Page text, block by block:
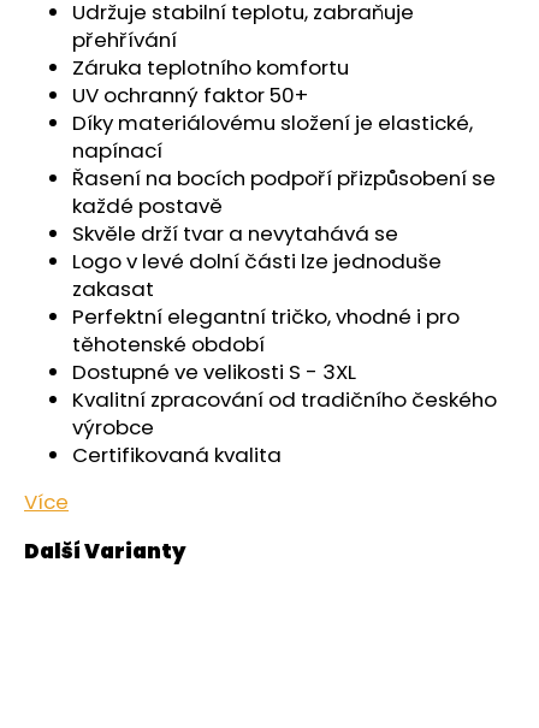
Udržuje stabilní teplotu, zabraňuje
přehřívání
Záruka teplotního komfortu
UV ochranný faktor 50+
Díky materiálovému složení je elastické,
napínací
Řasení na bocích podpoří přizpůsobení se
každé postavě
Skvěle drží tvar a nevytahává se
Logo v levé dolní části lze jednoduše
zakasat
Perfektní elegantní tričko, vhodné i pro
těhotenské období
Dostupné ve velikosti S - 3XL
Kvalitní zpracování od tradičního českého
výrobce
Certifikovaná kvalita
Více
TENKÉ
OUTLAST®
ČERNÁ
759
Kč